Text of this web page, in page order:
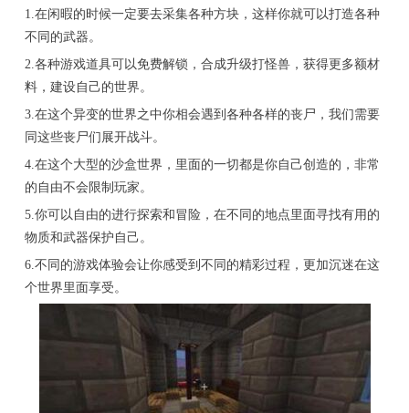
1.在闲暇的时候一定要去采集各种方块，这样你就可以打造各种
不同的武器。
2.各种游戏道具可以免费解锁，合成升级打怪兽，获得更多额材
料，建设自己的世界。
3.在这个异变的世界之中你相会遇到各种各样的丧尸，我们需要
同这些丧尸们展开战斗。
4.在这个大型的沙盒世界，里面的一切都是你自己创造的，非常
的自由不会限制玩家。
5.你可以自由的进行探索和冒险，在不同的地点里面寻找有用的
物质和武器保护自己。
6.不同的游戏体验会让你感受到不同的精彩过程，更加沉迷在这
个世界里面享受。